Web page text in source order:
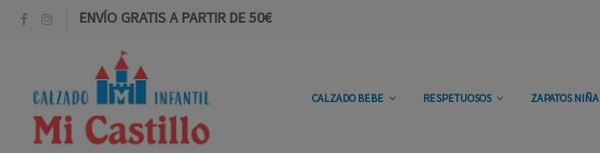
ENVÍO GRATIS A PARTIR DE 50€
CALZADO BEBE RESPETUOSOS ZAPATOS NIÑA